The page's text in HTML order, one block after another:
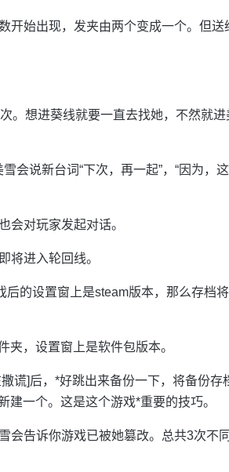
开始出现，发夹由两个变成一个。但送
。想进葵线就要一直去找她，不然就
会说新台词“下次，再一起”，“因为，
会对玩家发起对话。
将进入轮回线。
的设置窗上是steam版本，那么存档
夹，设置窗上是软件包版本。
谎]后，*好跳出来备份一下，将备份存
一个。这是这个游戏*重要的技巧。
会告诉你游戏已被她篡改。总共3次不